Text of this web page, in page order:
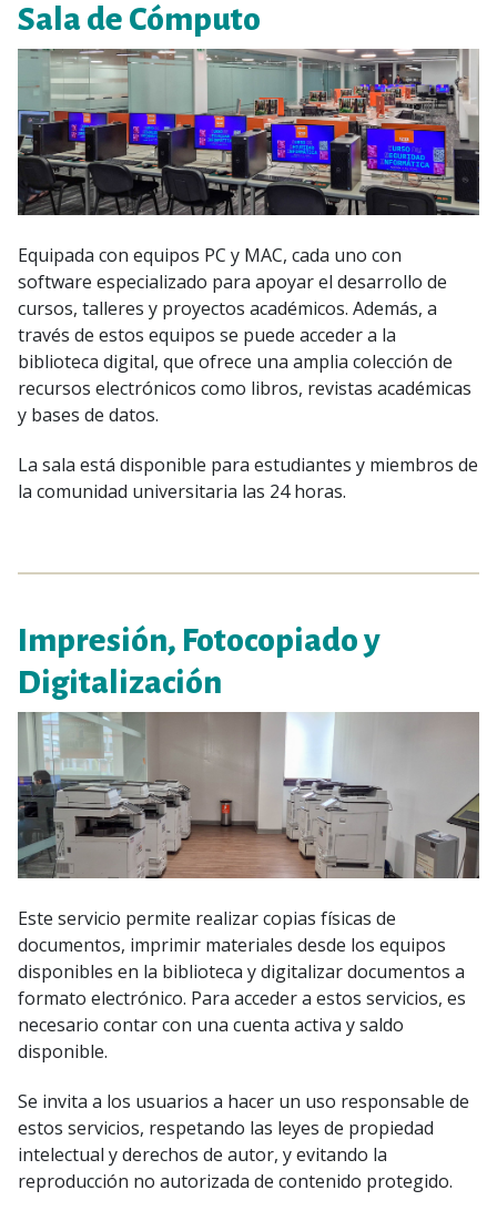
Sala de Cómputo
Equipada con equipos PC y MAC, cada uno con
software especializado para apoyar el desarrollo de
cursos, talleres y proyectos académicos. Además, a
través de estos equipos se puede acceder a la
biblioteca digital, que ofrece una amplia colección de
recursos electrónicos como libros, revistas académicas
y bases de datos.
La sala está disponible para estudiantes y miembros de
la comunidad universitaria las 24 horas.
Impresión, Fotocopiado y
Digitalización
Este servicio permite realizar copias físicas de
documentos, imprimir materiales desde los equipos
disponibles en la biblioteca y digitalizar documentos a
formato electrónico. Para acceder a estos servicios, es
necesario contar con una cuenta activa y saldo
disponible.
Se invita a los usuarios a hacer un uso responsable de
estos servicios, respetando las leyes de propiedad
intelectual y derechos de autor, y evitando la
reproducción no autorizada de contenido protegido.